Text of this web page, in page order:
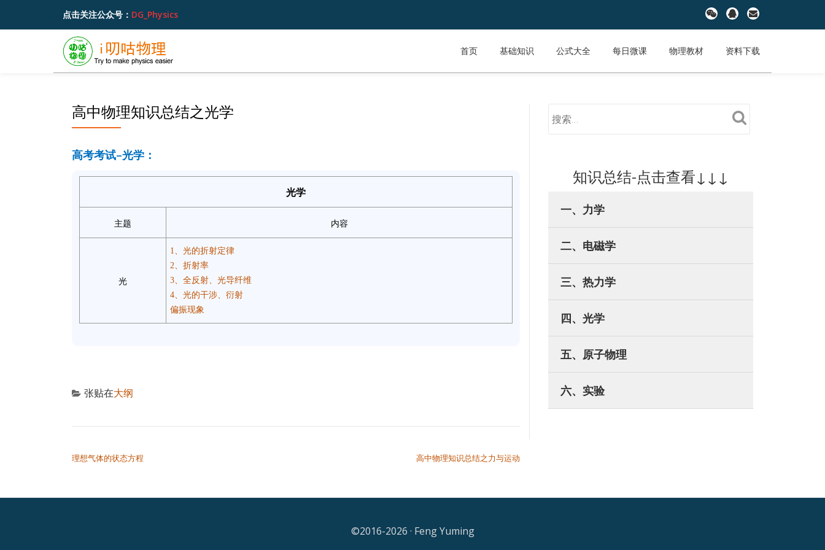
跳
点击关注公众号： DG_Physics
fa-
wechat
fa-
qq
fa-
envelope
首页 基础知识 公式大全 每日微课 物理教材 资料下载
高中物理知识总结之光学
高考考试–光学：
光学
主题 内容
光
1、光的折射定律
2、折射率
3、全反射、光导纤维
4、光的干涉、衍射
偏振现象
张贴在大纲
理想气体的状态方程 高中物理知识总结之力与运动
知识总结-点击查看↓↓↓
一、力学
二、电磁学
三、热力学
四、光学
五、原子物理
六、实验
©2016-2026 · Feng Yuming